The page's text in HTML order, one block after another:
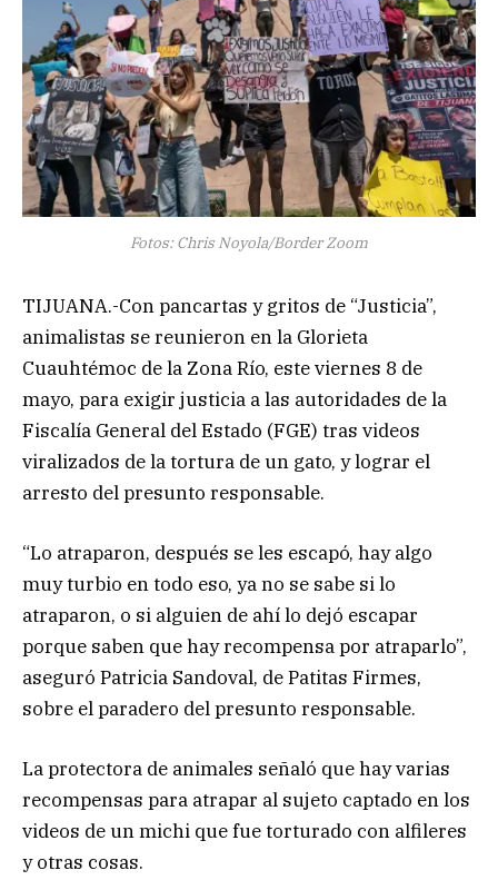
Fotos: Chris Noyola/Border Zoom
TIJUANA.-Con pancartas y gritos de “Justicia”,
animalistas se reunieron en la Glorieta
Cuauhtémoc de la Zona Río, este viernes 8 de
mayo, para exigir justicia a las autoridades de la
Fiscalía General del Estado (FGE) tras videos
viralizados de la tortura de un gato, y lograr el
arresto del presunto responsable.
“Lo atraparon, después se les escapó, hay algo
muy turbio en todo eso, ya no se sabe si lo
atraparon, o si alguien de ahí lo dejó escapar
porque saben que hay recompensa por atraparlo”,
aseguró Patricia Sandoval, de Patitas Firmes,
sobre el paradero del presunto responsable.
La protectora de animales señaló que hay varias
recompensas para atrapar al sujeto captado en los
videos de un michi que fue torturado con alfileres
y otras cosas.